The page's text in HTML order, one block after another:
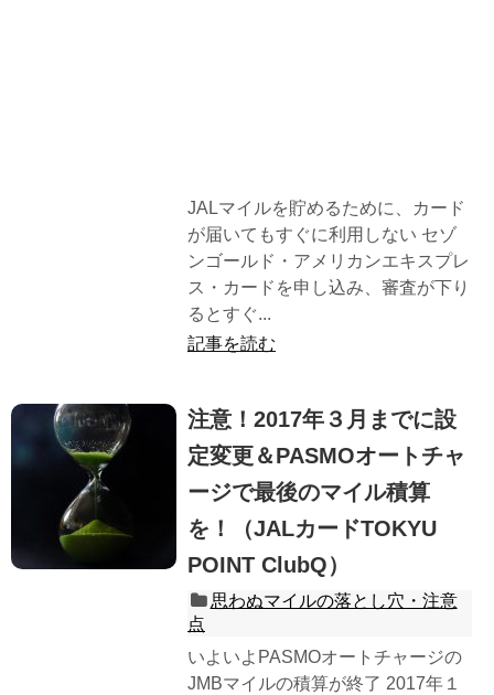
JALマイルを貯めるために、カード
が届いてもすぐに利用しない セゾ
ンゴールド・アメリカンエキスプレ
ス・カードを申し込み、審査が下り
るとすぐ...
記事を読む
注意！2017年３月までに設
定変更＆PASMOオートチャ
ージで最後のマイル積算
を！（JALカードTOKYU
POINT ClubQ）
思わぬマイルの落とし穴・注意
点
いよいよPASMOオートチャージの
JMBマイルの積算が終了 2017年１